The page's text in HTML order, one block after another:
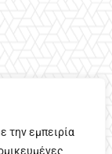
την εμπειρία